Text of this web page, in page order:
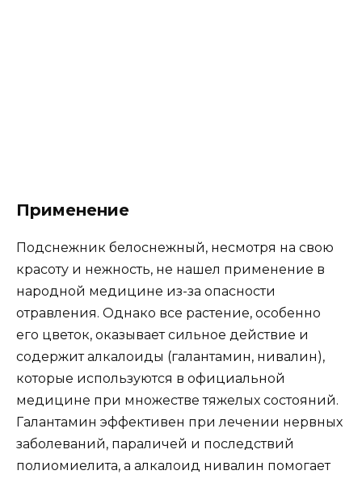
Применение
Подснежник белоснежный, несмотря на свою
красоту и нежность, не нашел применение в
народной медицине из-за опасности
отравления. Однако все растение, особенно
его цветок, оказывает сильное действие и
содержит алкалоиды (галантамин, нивалин),
которые используются в официальной
медицине при множестве тяжелых состояний.
Галантамин эффективен при лечении нервных
заболеваний, параличей и последствий
полиомиелита, а алкалоид нивалин помогает